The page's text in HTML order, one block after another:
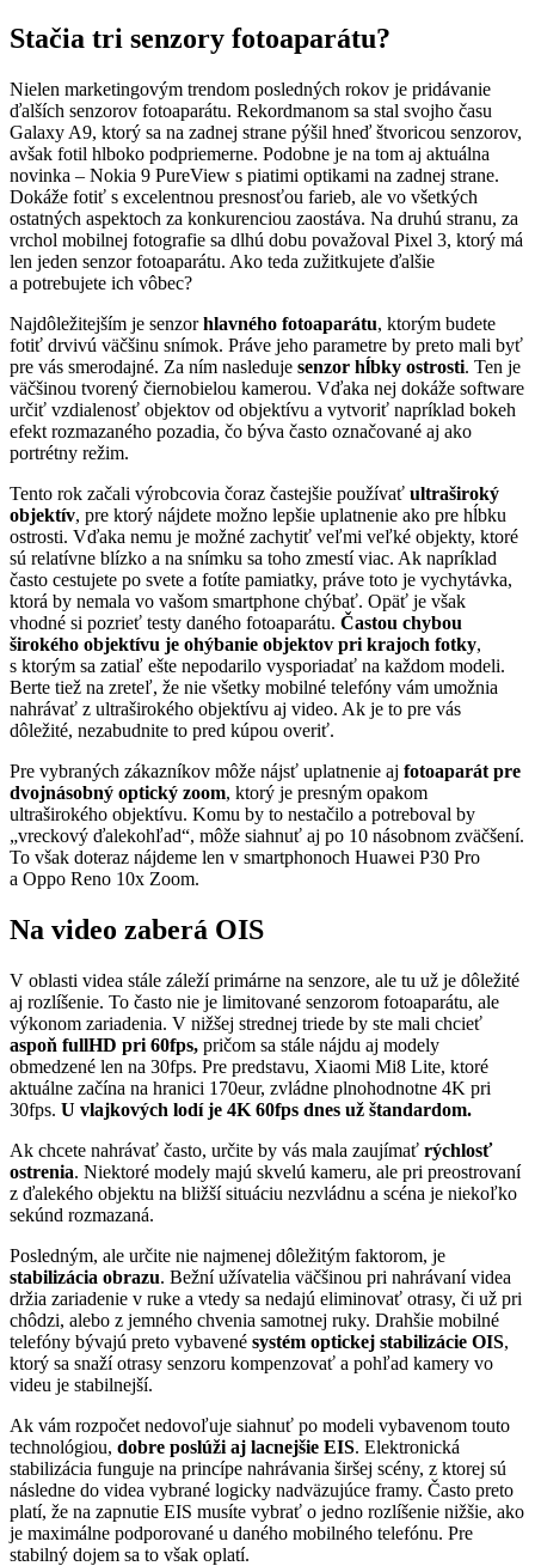
Stačia tri senzory fotoaparátu?
Nielen marketingovým trendom posledných rokov je pridávanie
ďalších senzorov fotoaparátu. Rekordmanom sa stal svojho času
Galaxy A9, ktorý sa na zadnej strane pýšil hneď štvoricou senzorov,
avšak fotil hlboko podpriemerne. Podobne je na tom aj aktuálna
novinka – Nokia 9 PureView s piatimi optikami na zadnej strane.
Dokáže fotiť s excelentnou presnosťou farieb, ale vo všetkých
ostatných aspektoch za konkurenciou zaostáva. Na druhú stranu, za
vrchol mobilnej fotografie sa dlhú dobu považoval Pixel 3, ktorý má
len jeden senzor fotoaparátu. Ako teda zužitkujete ďalšie
a potrebujete ich vôbec?
Najdôležitejším je senzorhlavného fotoaparátu, ktorým budete
fotiť drvivú väčšinu snímok. Práve jeho parametre by preto mali byť
pre vás smerodajné. Za ním nasleduje senzor hĺbky ostrosti. Ten je
väčšinou tvorený čiernobielou kamerou. Vďaka nej dokáže software
určiť vzdialenosť objektov od objektívu a vytvoriť napríklad bokeh
efekt rozmazaného pozadia, čo býva často označované aj ako
portrétny režim.
Tento rok začali výrobcovia čoraz častejšie používať ultraširoký
objektív, pre ktorý nájdete možno lepšie uplatnenie ako pre hĺbku
ostrosti. Vďaka nemu je možné zachytiť veľmi veľké objekty, ktoré
sú relatívne blízko a na snímku sa toho zmestí viac. Ak napríklad
často cestujete po svete a fotíte pamiatky, práve toto je vychytávka,
ktorá by nemala vo vašom smartphone chýbať. Opäť je však
vhodné si pozrieť testy daného fotoaparátu. Častou chybou
širokého objektívu je ohýbanie objektov pri krajoch fotky,
s ktorým sa zatiaľ ešte nepodarilo vysporiadať na každom modeli.
Berte tiež na zreteľ, že nie všetky mobilné telefóny vám umožnia
nahrávať z ultraširokého objektívu aj video. Ak je to pre vás
dôležité, nezabudnite to pred kúpou overiť.
Pre vybraných zákazníkov môže nájsť uplatnenie aj fotoaparát pre
dvojnásobný optický zoom, ktorý je presným opakom
ultraširokého objektívu. Komu by to nestačilo a potreboval by
„vreckový ďalekohľad“, môže siahnuť aj po 10 násobnom zväčšení.
To však doteraz nájdeme len v smartphonoch Huawei P30 Pro
a Oppo Reno 10x Zoom.
Na video zaberá OIS
V oblasti videa stále záleží primárne na senzore, ale tu už je dôležité
aj rozlíšenie. To často nie je limitované senzorom fotoaparátu, ale
výkonom zariadenia. V nižšej strednej triede by ste mali chcieť
aspoň fullHD pri 60fps, pričom sa stále nájdu aj modely
obmedzené len na 30fps. Pre predstavu, Xiaomi Mi8 Lite, ktoré
aktuálne začína na hranici 170eur, zvládne plnohodnotne 4K pri
30fps. U vlajkových lodí je 4K 60fps dnes už štandardom.
Ak chcete nahrávať často, určite by vás mala zaujímať rýchlosť
ostrenia. Niektoré modely majú skvelú kameru, ale pri preostrovaní
z ďalekého objektu na bližší situáciu nezvládnu a scéna je niekoľko
sekúnd rozmazaná.
Posledným, ale určite nie najmenej dôležitým faktorom, je
stabilizácia obrazu. Bežní užívatelia väčšinou pri nahrávaní videa
držia zariadenie v ruke a vtedy sa nedajú eliminovať otrasy, či už pri
chôdzi, alebo z jemného chvenia samotnej ruky. Drahšie mobilné
telefóny bývajú preto vybavené systém optickej stabilizácie OIS,
ktorý sa snaží otrasy senzoru kompenzovať a pohľad kamery vo
videu je stabilnejší.
Ak vám rozpočet nedovoľuje siahnuť po modeli vybavenom touto
technológiou, dobre poslúži aj lacnejšie EIS. Elektronická
stabilizácia funguje na princípe nahrávania širšej scény, z ktorej sú
následne do videa vybrané logicky nadväzujúce framy. Často preto
platí, že na zapnutie EIS musíte vybrať o jedno rozlíšenie nižšie, ako
je maximálne podporované u daného mobilného telefónu. Pre
stabilný dojem sa to však oplatí.